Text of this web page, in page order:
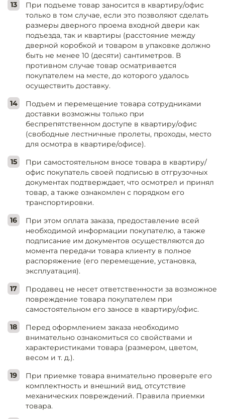
При подъеме товар заносится в квартиру/офис
только в том случае, если это позволяют сделать
размеры дверного проема входной двери как
подъезда, так и квартиры (расстояние между
дверной коробкой и товаром в упаковке должно
быть не менее 10 (десяти) сантиметров. В
противном случае товар осматривается
покупателем на месте, до которого удалось
осуществить доставку.
Подъем и перемещение товара сотрудниками
доставки возможны только при
беспрепятственном доступе в квартиру/офис
(свободные лестничные пролеты, проходы, место
для осмотра в квартире/офисе).
При самостоятельном вносе товара в квартиру/
офис покупатель своей подписью в отгрузочных
документах подтверждает, что осмотрел и принял
товар, а также ознакомлен с порядком его
транспортировки.
При этом оплата заказа, предоставление всей
необходимой информации покупателю, а также
подписание им документов осуществляются до
момента передачи товара клиенту в полное
распоряжение (его перемещение, установка,
эксплуатация).
Продавец не несет ответственности за возможное
повреждение товара покупателем при
самостоятельном его заносе в квартиру/офис.
Перед оформлением заказа необходимо
внимательно ознакомиться со свойствами и
характеристиками товара (размером, цветом,
весом и т. д.).
При приемке товара внимательно проверьте его
комплектность и внешний вид, отсутствие
механических повреждений. Правила приемки
товара.